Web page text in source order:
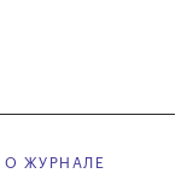
О ЖУРНАЛЕ